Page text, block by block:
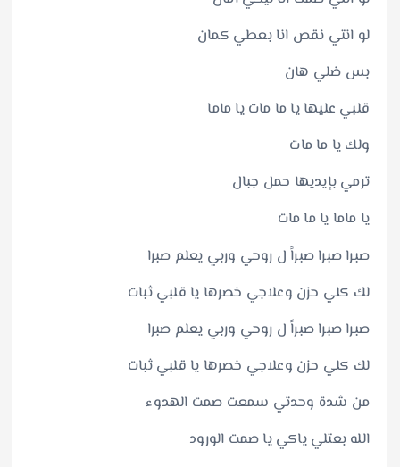
لو انتي نقص انا بعطي كمان
بس ضلي هان
قلبي عليها يا ما مات يا ماما
ولك يا ما مات
ترمي بإيديها حمل جبال
يا ماما يا ما مات
صبرا صبرا صبراً ل روحي وربي يعلم صبرا
لك كلي حزن وعلاجي خصرها يا قلبي ثبات
صبرا صبرا صبراً ل روحي وربي يعلم صبرا
لك كلي حزن وعلاجي خصرها يا قلبي ثبات
من شدة وحدتي سمعت صمت الهدوء
الله بعتلي ياكي يا صمت الورود